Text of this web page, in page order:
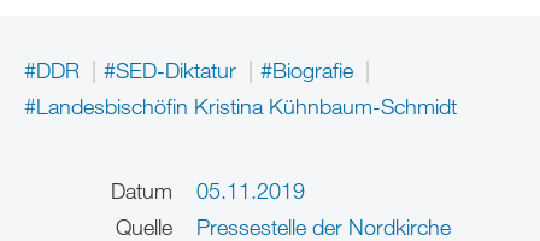
#DDR #SED-Diktatur
#Biografie
#Landesbischöfin Kristina Kühnbaum-Schmidt
Datum
05.11.2019
Quelle
Pressestelle der Nordkirche